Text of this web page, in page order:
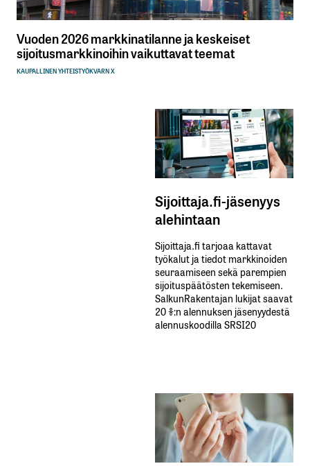
Vuoden 2026 markkinatilanne ja keskeiset
sijoitusmarkkinoihin vaikuttavat teemat
KAUPALLINEN YHTEISTYÖKVARN X
Sijoittaja.fi-jäsenyys
alehintaan
Sijoittaja.fi tarjoaa kattavat
työkalut ja tiedot markkinoiden
seuraamiseen sekä parempien
sijoituspäätösten tekemiseen.
SalkunRakentajan lukijat saavat
20 %:n alennuksen jäsenyydestä
alennuskoodilla SRSI20